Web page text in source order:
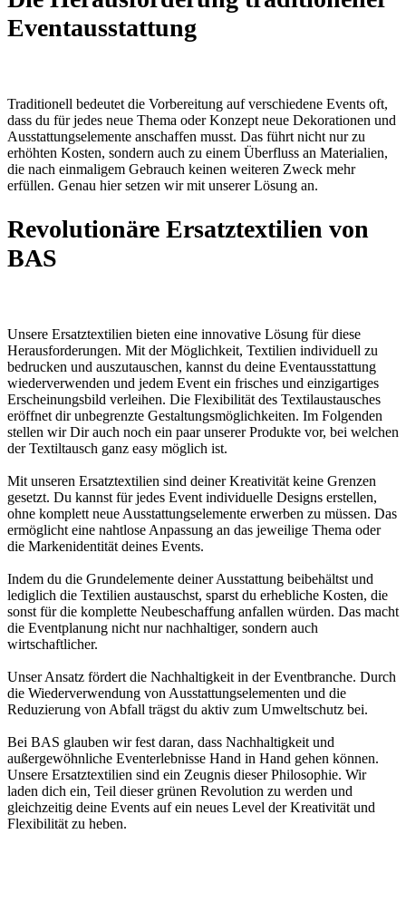
Eventausstattung
Traditionell bedeutet die Vorbereitung auf verschiedene Events oft,
dass du für jedes neue Thema oder Konzept neue Dekorationen und
Ausstattungselemente anschaffen musst. Das führt nicht nur zu
erhöhten Kosten, sondern auch zu einem Überfluss an Materialien,
die nach einmaligem Gebrauch keinen weiteren Zweck mehr
erfüllen. Genau hier setzen wir mit unserer Lösung an.
Revolutionäre Ersatztextilien von
BAS
Unsere Ersatztextilien bieten eine innovative Lösung für diese
Herausforderungen. Mit der Möglichkeit, Textilien individuell zu
bedrucken und auszutauschen, kannst du deine Eventausstattung
wiederverwenden und jedem Event ein frisches und einzigartiges
Erscheinungsbild verleihen. Die Flexibilität des Textilaustausches
eröffnet dir unbegrenzte Gestaltungsmöglichkeiten. Im Folgenden
stellen wir Dir auch noch ein paar unserer Produkte vor, bei welchen
der Textiltausch ganz easy möglich ist.
Mit unseren Ersatztextilien sind deiner Kreativität keine Grenzen
gesetzt. Du kannst für jedes Event individuelle Designs erstellen,
ohne komplett neue Ausstattungselemente erwerben zu müssen. Das
ermöglicht eine nahtlose Anpassung an das jeweilige Thema oder
die Markenidentität deines Events.
Indem du die Grundelemente deiner Ausstattung beibehältst und
lediglich die Textilien austauschst, sparst du erhebliche Kosten, die
sonst für die komplette Neubeschaffung anfallen würden. Das macht
die Eventplanung nicht nur nachhaltiger, sondern auch
wirtschaftlicher.
Unser Ansatz fördert die Nachhaltigkeit in der Eventbranche. Durch
die Wiederverwendung von Ausstattungselementen und die
Reduzierung von Abfall trägst du aktiv zum Umweltschutz bei.
Bei BAS glauben wir fest daran, dass Nachhaltigkeit und
außergewöhnliche Eventerlebnisse Hand in Hand gehen können.
Unsere Ersatztextilien sind ein Zeugnis dieser Philosophie. Wir
laden dich ein, Teil dieser grünen Revolution zu werden und
gleichzeitig deine Events auf ein neues Level der Kreativität und
Flexibilität zu heben.